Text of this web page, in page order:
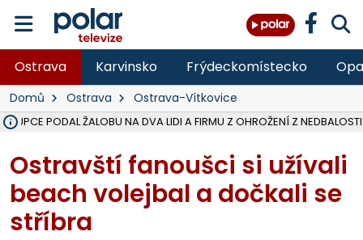
Ostrava Karvinsko Frýdeckomístecko
Domů Ostrava Ostrava-Vítkovice
PODAL ŽALOBU NA DVA LIDI A FIRMU Z OHROŽENÍ Z NEDBALOSTI
Ostravští fanoušci si užívali
beach volejbal a dočkali se
stříbra